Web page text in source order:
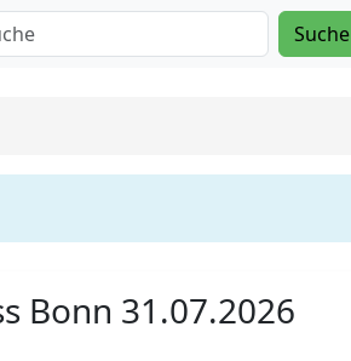
Suche
Bonn 31.07.2026